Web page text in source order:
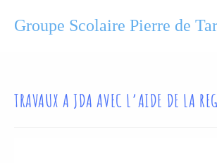
Groupe Scolaire Pierre de
TRAVAUX A JDA AVEC L’AIDE DE LA